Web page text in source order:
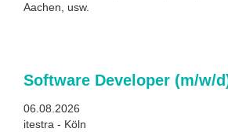
Aachen, usw.
Software Developer (m/w/
06.08.2026
itestra - Köln